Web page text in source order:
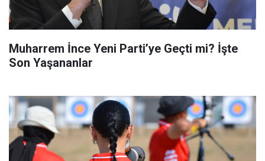
Muharrem İnce Yeni Parti’ye Geçti mi? İşte
Son Yaşananlar